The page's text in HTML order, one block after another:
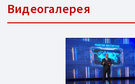
Видеогалерея